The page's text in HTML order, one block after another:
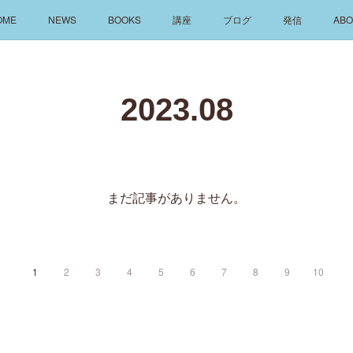
NEWS BOOKS 講座 ブログ 発信
2023.08
まだ記事がありません。
1 2 3 4 5 6 7 8 9 10